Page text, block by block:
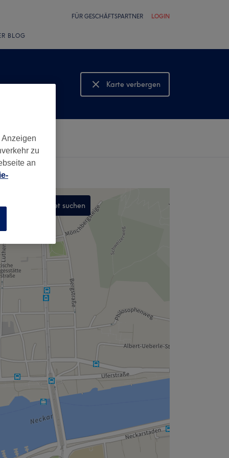
FÜR GESCHÄFTSPARTNER LOGIN
BLOG
Karte verbergen
Karte anzeigen
In diesem Gebiet suchen
zu
an